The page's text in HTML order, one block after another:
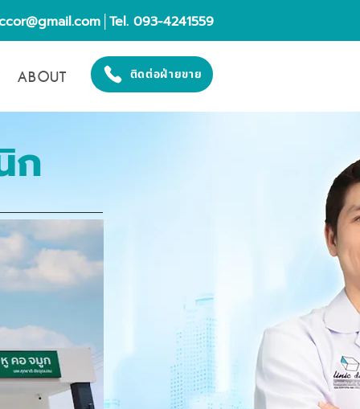
│Tel. 093-4241559
ABOUT ติดต่อฝ่ายขาย
ก